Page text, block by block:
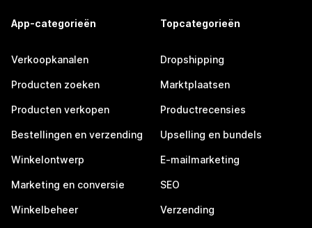
App-categorieën
Verkoopkanalen
Producten zoeken
Producten verkopen
Bestellingen en verzending
Winkelontwerp
Marketing en conversie
Winkelbeheer
Topcategorieën
Dropshipping
Marktplaatsen
Productrecensies
Upselling en bundels
E-mailmarketing
SEO
Verzending